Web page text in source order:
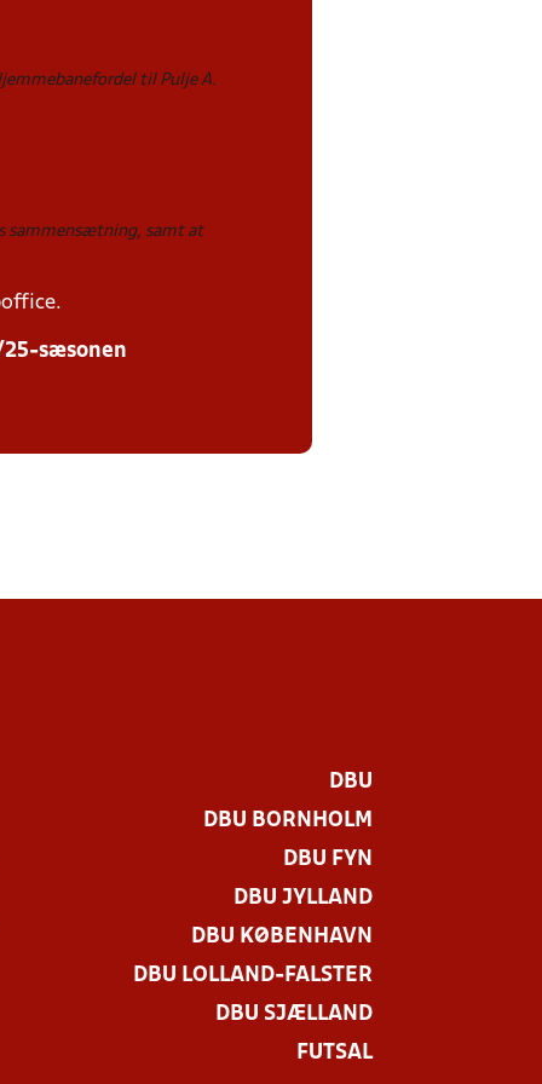
til Pulje A.
sammensætning, samt at
sæsonen
DBU
DBU BORNHOLM
DBU FYN
DBU JYLLAND
DBU KØBENHAVN
DBU LOLLAND-FALSTER
DBU SJÆLLAND
FUTSAL